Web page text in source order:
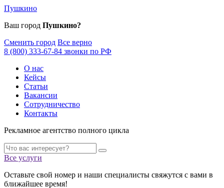
Пушкино
Ваш город Пушкино?
Сменить город Все верно
8 (800) 333-67-84 звонки по РФ
О нас
Кейсы
Статьи
Вакансии
Сотрудничество
Контакты
Рекламное агентство полного цикла
Все услуги
Оставьте свой номер и наши специалисты свяжутся с вами в
ближайшее время!